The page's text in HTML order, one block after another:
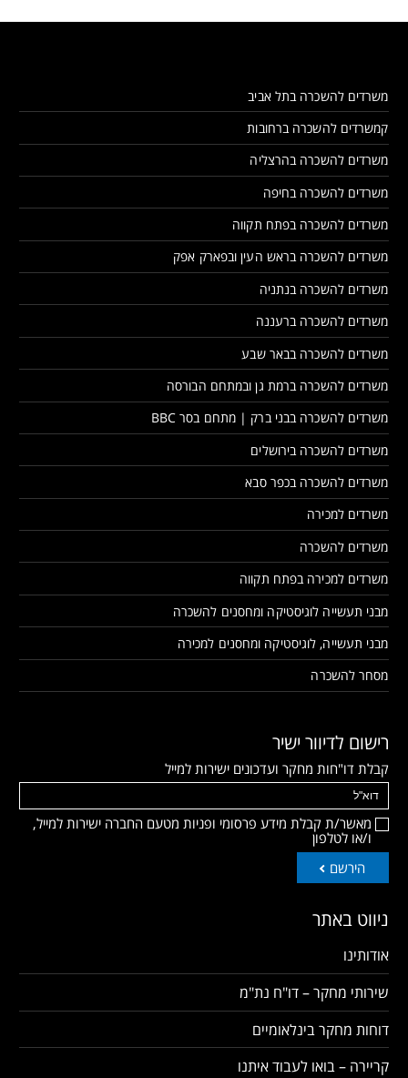
משרדים להשכרה בתל אביב
קמשרדים להשכרה ברחובות
משרדים להשכרה בהרצליה
משרדים להשכרה בחיפה
משרדים להשכרה בפתח תקווה
משרדים להשכרה בראש העין ובפארק אפק
משרדים להשכרה בנתניה
משרדים להשכרה ברעננה
משרדים להשכרה בבאר שבע
משרדים להשכרה ברמת גן ובמתחם הבורסה
משרדים להשכרה בבני ברק | מתחם בסר BBC
משרדים להשכרה בירושלים
משרדים להשכרה בכפר סבא
משרדים למכירה
משרדים להשכרה
משרדים למכירה בפתח תקווה
מבני תעשייה לוגיסטיקה ומחסנים להשכרה
מבני תעשייה, לוגיסטיקה ומחסנים למכירה
מסחר להשכרה
רישום לדיוור ישיר
קבלת דו"חות מחקר ועדכונים ישירות למייל
מאשר/ת קבלת מידע פרסומי ופניות מטעם החברה ישירות למייל,
ו/או לטלפון
הירשם
ניווט באתר
אודותינו
שירותי מחקר – דו"ח נת"מ
דוחות מחקר בינלאומיים
קריירה – בואו לעבוד איתנו